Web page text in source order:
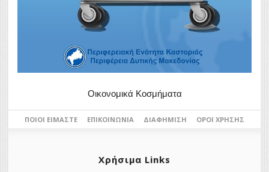
Οικονομικά Κοσμήματα
ΠΟΙΟΙ ΕΊΜΑΣΤΕ ΕΠΙΚΟΙΝΩΝΊΑ ΔΙΑΦΉΜΙΣΗ ΌΡΟΙ ΧΡΉΣΗΣ
Χρήσιμα Links